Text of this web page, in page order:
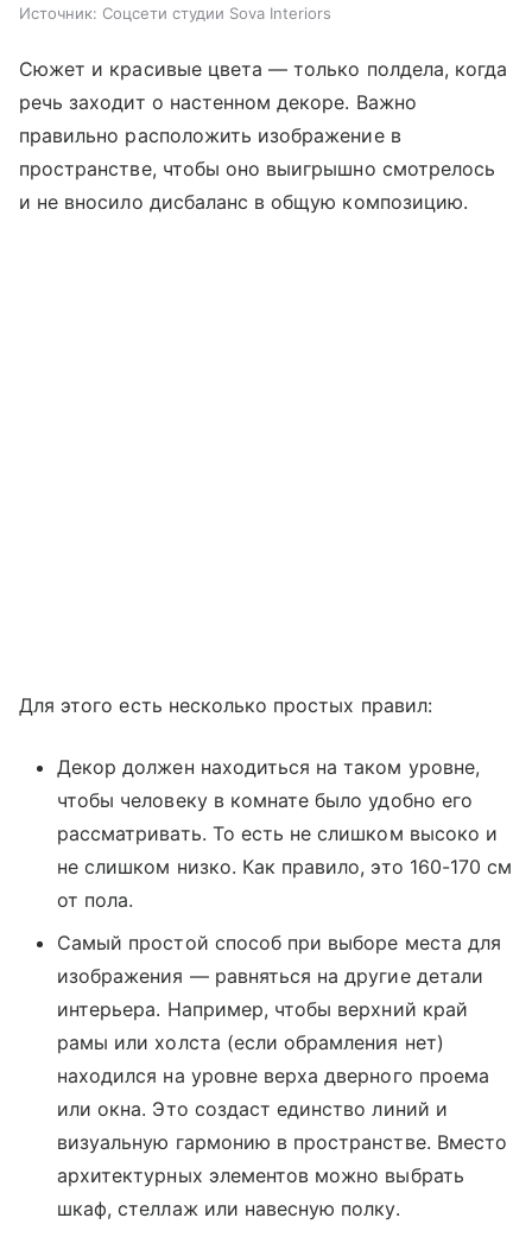
Источник: Соцсети студии Sova Interiors
Сюжет и красивые цвета — только полдела, когда
речь заходит о настенном декоре. Важно
правильно расположить изображение в
пространстве, чтобы оно выигрышно смотрелось
и не вносило дисбаланс в общую композицию.
Для этого есть несколько простых правил:
Декор должен находиться на таком уровне,
чтобы человеку в комнате было удобно его
рассматривать. То есть не слишком высоко и
не слишком низко. Как правило, это 160-170 см
от пола.
Самый простой способ при выборе места для
изображения — равняться на другие детали
интерьера. Например, чтобы верхний край
рамы или холста (если обрамления нет)
находился на уровне верха дверного проема
или окна. Это создаст единство линий и
визуальную гармонию в пространстве. Вместо
архитектурных элементов можно выбрать
шкаф, стеллаж или навесную полку.